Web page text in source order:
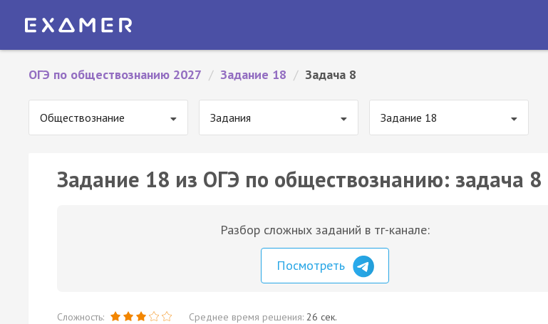
ОГЭ по обществознанию 2027 / Задание 18 / Задача 8
Обществознание Задания Задание 18
Задание 18 из ОГЭ по обществознанию: задача 8
Разбор сложных заданий в тг-канале:
Посмотреть
Сложность: Среднее время решения: 26 сек.